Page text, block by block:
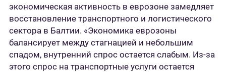
экономическая активность в еврозоне замедляет
восстановление транспортного и логистического
сектора в Балтии. «Экономика еврозоны
балансирует между стагнацией и небольшим
спадом, внутренний спрос остается слабым. Из-за
этого спрос на транспортные услуги остается